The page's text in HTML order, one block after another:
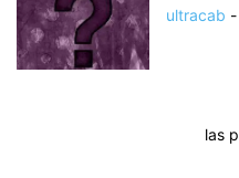
ultracab -
las